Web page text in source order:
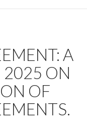
A
2025 ON
OF